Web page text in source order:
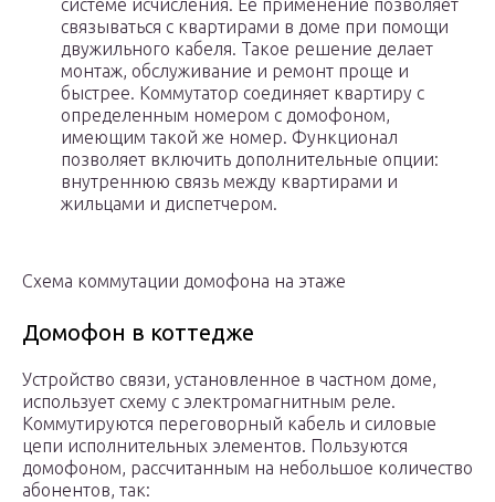
системе исчисления. Ее применение позволяет
связываться с квартирами в доме при помощи
двужильного кабеля. Такое решение делает
монтаж, обслуживание и ремонт проще и
быстрее. Коммутатор соединяет квартиру с
определенным номером с домофоном,
имеющим такой же номер. Функционал
позволяет включить дополнительные опции:
внутреннюю связь между квартирами и
жильцами и диспетчером.
Схема коммутации домофона на этаже
Домофон в коттедже
Устройство связи, установленное в частном доме,
использует схему с электромагнитным реле.
Коммутируются переговорный кабель и силовые
цепи исполнительных элементов. Пользуются
домофоном, рассчитанным на небольшое количество
абонентов, так: